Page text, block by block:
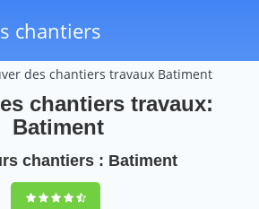
chantiers
des chantiers travaux Batiment
chantiers travaux:
Batiment
chantiers : Batiment